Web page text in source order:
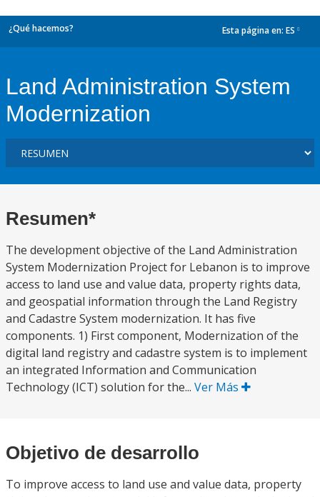
¿Qué hacemos? Esta página en: ES
Land Administration System
Modernization
Resumen*
The development objective of the Land Administration
System Modernization Project for Lebanon is to improve
access to land use and value data, property rights data,
and geospatial information through the Land Registry
and Cadastre System modernization. It has five
components. 1) First component, Modernization of the
digital land registry and cadastre system is to implement
an integrated Information and Communication
Technology (ICT) solution for the... Ver Más
Objetivo de desarrollo
To improve access to land use and value data, property